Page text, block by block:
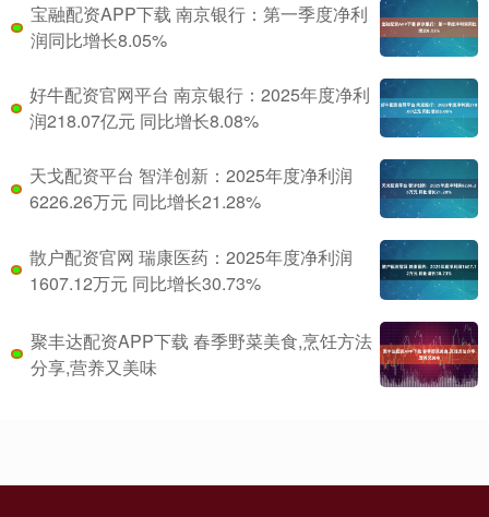
宝融配资APP下载 南京银行：第一季度净利
润同比增长8.05%
好牛配资官网平台 南京银行：2025年度净利
润218.07亿元 同比增长8.08%
天戈配资平台 智洋创新：2025年度净利润
6226.26万元 同比增长21.28%
散户配资官网 瑞康医药：2025年度净利润
1607.12万元 同比增长30.73%
聚丰达配资APP下载 春季野菜美食,烹饪方法
分享,营养又美味